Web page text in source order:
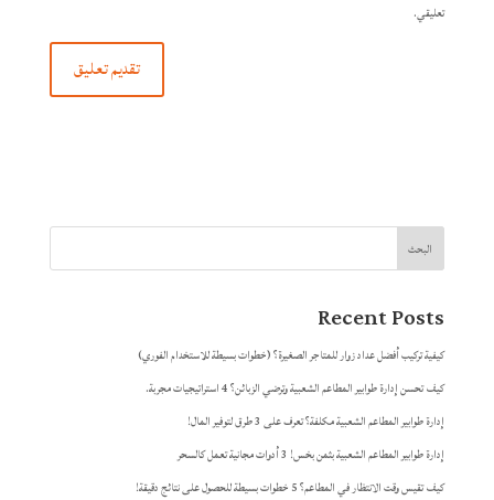
تعليقي.
البحث
Recent Posts
كيفية تركيب أفضل عداد زوار للمتاجر الصغيرة؟ (خطوات بسيطة للاستخدام الفوري)
كيف تحسن إدارة طوابير المطاعم الشعبية وترضي الزبائن؟ 4 استراتيجيات مجربة.
إدارة طوابير المطاعم الشعبية مكلفة؟ تعرف على 3 طرق لتوفير المال!
إدارة طوابير المطاعم الشعبية بثمن بخس! 3 أدوات مجانية تعمل كالسحر
كيف تقيس وقت الانتظار في المطاعم؟ 5 خطوات بسيطة للحصول على نتائج دقيقة!